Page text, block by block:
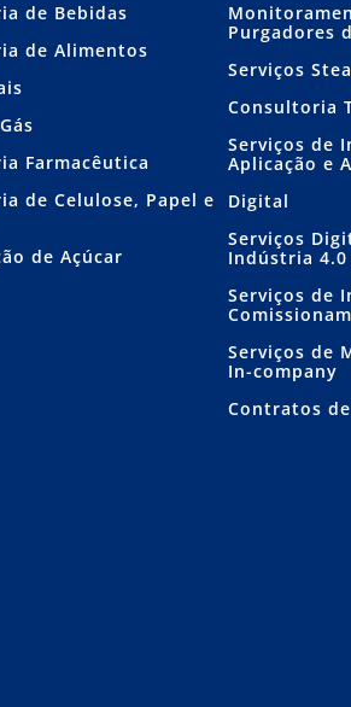
de Bebidas
de Alimentos
Farmacêutica
de Celulose, Papel e
de Açúcar
Purgadores
Serviços
Consultoria
Serviços de
Aplicação e
Digital
Serviços
Indústria 4.0
Serviços de
Serviços de
In-company
Contratos